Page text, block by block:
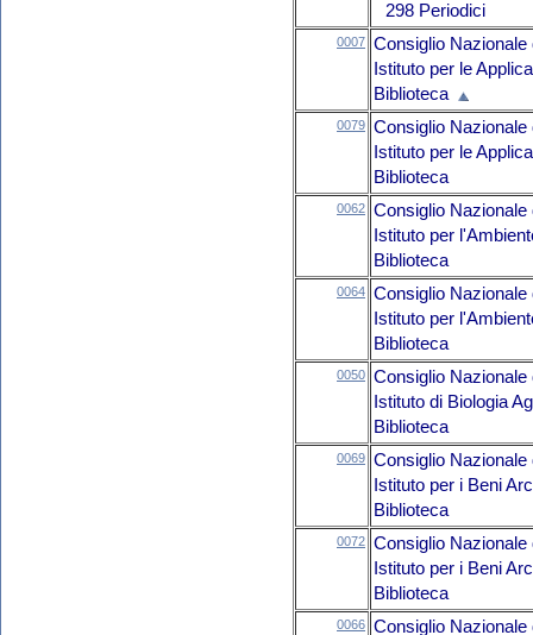
298 Periodici
0007 Consiglio Nazionale
Istituto per le
Biblioteca
0079 Consiglio Nazionale
Istituto per le
Biblioteca
0062 Consiglio Nazionale
Istituto per
Biblioteca
0064 Consiglio Nazionale
Istituto per
Biblioteca
0050 Consiglio Nazionale
Istituto di Biologia
Biblioteca
0069 Consiglio Nazionale
Istituto per i Beni
Biblioteca
0072 Consiglio Nazionale
Istituto per i Beni
Biblioteca
0066 Consiglio Nazionale